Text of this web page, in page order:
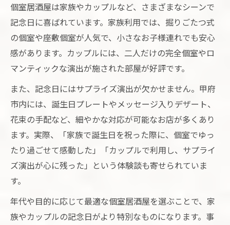
個室居酒屋は家族やカップルなど、さまざまなシーンで
記念日に喜ばれています。家族利用では、掘りごたつ式
の個室や座敷個室が人気で、小さなお子様連れでも安心
感があります。カップルには、二人だけの完全個室やロ
マンティックな演出が施された部屋が好評です。
また、記念日にはサプライズ演出が欠かせません。甲府
市内には、誕生日プレートやメッセージ入りデザート、
花束の手配など、細やかな対応が可能なお店が多くあり
ます。実際、「家族で誕生日を祝った際に、個室でゆっ
たり過ごせて感動した」「カップルで利用し、サプライ
ズ演出が心に残った」という体験談も寄せられていま
す。
年代や目的に応じて最適な個室居酒屋を選ぶことで、家
族やカップルの記念日がより特別なものになります。事